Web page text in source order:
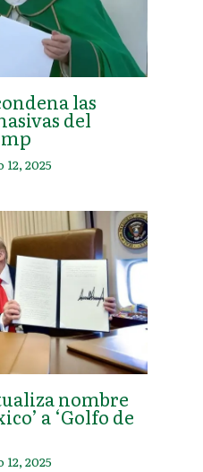
las
del
2025
nombre
a ‘Golfo de
2025